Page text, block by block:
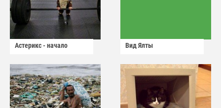
Астерикс - начало Вид Ялты